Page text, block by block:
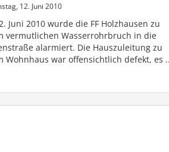
12. Juni 2010
Juni 2010 wurde die FF Holzhausen zu
vermutlichen Wasserrohrbruch in die
alarmiert. Die Hauszuleitung zu
Wohnhaus war offensichtlich defekt, es